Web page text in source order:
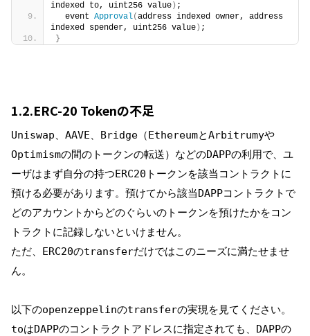
indexed to, uint256 value ) ;
  event
Approval(address indexed owner, address
indexed spender, uint256 value ) ;
}
1.2.ERC-20 Tokenの不足
Uniswap、AAVE、Bridge（EthereumとArbitrumyや
Optimismの間のトークンの転送）などのDAPPの利用で、ユ
ーザはまず自分の持つERC20トークンを該当コントラクトに
預ける必要があります。預けてから該当DAPPコントラクトで
どのアカウントからどのぐらいのトークンを預けたかをコン
トラクトに記録しないといけません。
ただ、ERC20のtransferだけではこのニーズに満たせませ
ん。
以下のopenzeppelinのtransferの実現を見てください。
toはDAPPのコントラクトアドレスに指定されても、DAPPの